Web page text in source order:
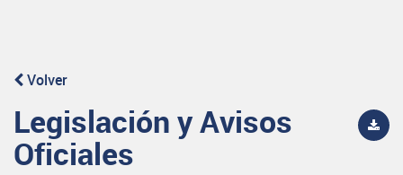
Volver
Legislación y Avisos
Oficiales